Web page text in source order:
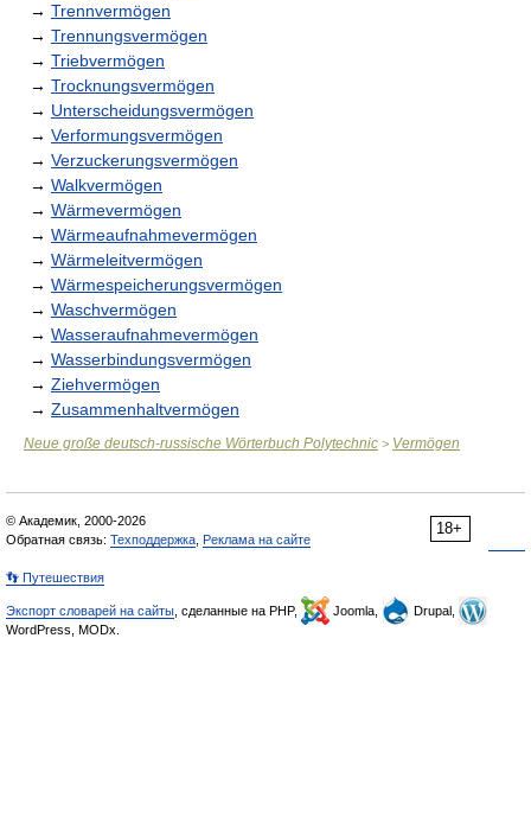
→ Trennvermögen
→ Trennungsvermögen
→ Triebvermögen
→ Trocknungsvermögen
→ Unterscheidungsvermögen
→ Verformungsvermögen
→ Verzuckerungsvermögen
→ Walkvermögen
→ Wärmevermögen
→ Wärmeaufnahmevermögen
→ Wärmeleitvermögen
→ Wärmespeicherungsvermögen
→ Waschvermögen
→ Wasseraufnahmevermögen
→ Wasserbindungsvermögen
→ Ziehvermögen
→ Zusammenhaltvermögen
Neue große deutsch-russische Wörterbuch Polytechnic > Vermögen
18+
© Академик, 2000-2026
Обратная связь: Техподдержка Реклама на сайте
👣 Путешествия
Экспорт словарей на сайты , сделанные на PHP, Joomla,
Drupal,
WordPress, MODx.